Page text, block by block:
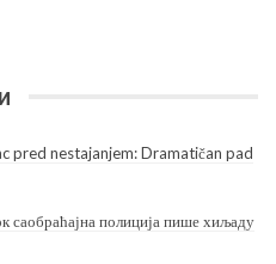
pred nestajanjem: Dramatičan pad
саобраћајна полиција пише хиљаду